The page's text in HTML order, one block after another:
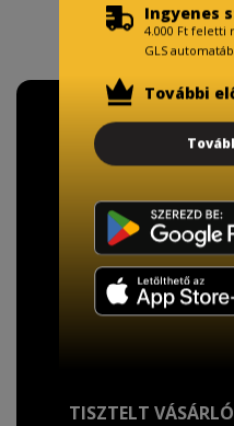
TISZTELT
Ingyenes
4.000 Ft feletti
GLS
További